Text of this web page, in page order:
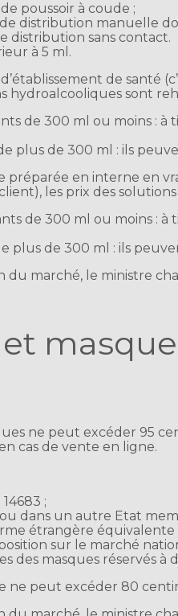
poussoir à coude ;
distribution manuelle
distribution sans contact.
à 5 ml.
de santé
hydroalcooliques sont
de 300 ml ou moins :
plus de 300 ml : ils
en interne en
les prix des
de 300 ml ou moins :
de 300 ml : ils
marché, le ministre
et
ne peut excéder 95
cas de vente en ligne.
;
dans un autre Etat
étrangère équivalente
sur le marché
masques réservés à
ne peut excéder 80